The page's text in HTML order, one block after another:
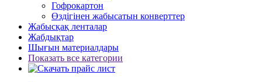
Гофрокартон
Өздігінен жабысатын конверттер
Жабысқақ ленталар
Жабдықтар
Шығын материалдары
Показать все категории